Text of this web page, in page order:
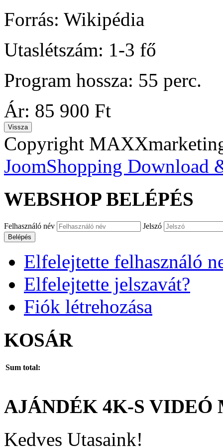
Forrás: Wikipédia
Utaslétszám: 1-3 fő
Program hossza: 55 perc.
Ár: 85 900 Ft
Copyright
JoomShopping Download
WEBSHOP BELÉPÉS
Felhasználó név Jelszó
Belépés
Elfelejtette felhasználó
Elfelejtette jelszavát?
Fiók létrehozása
KOSÁR
Sum total:
AJÁNDÉK 4K-S VIDEÓ
Kedves Utasaink!